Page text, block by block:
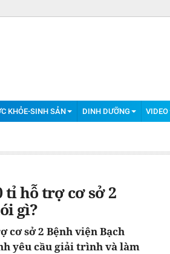
KHỎE-SINH SẢN DINH DƯỠNG VIDEO
tỉ hỗ trợ cơ sở 2
gì?
cơ sở 2 Bệnh viện Bạch
yêu cầu giải trình và làm